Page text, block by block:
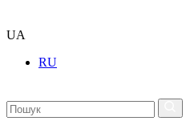
UA
RU